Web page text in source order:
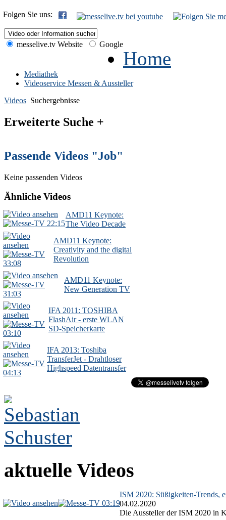
Folgen Sie uns:
messelive.tv Website Google
Home
Mediathek
Videoservice Messen & Aussteller
Videos Suchergebnisse
Erweiterte Suche +
Passende Videos "Job"
Keine passenden Videos
Ähnliche Videos
22:15
AMD11 Keynote:
The Video Decade
33:08
AMD11 Keynote:
Creativity and the digital
Revolution
31:03
AMD11 Keynote:
New Generation TV
03:10
IFA 2011: TOSHIBA
FlashAir - erste WLAN
SD-Speicherkarte
04:13
IFA 2013: Toshiba
TransferJet - Drahtloser
Highspeed Datentransfer
aktuelle Videos
03:19
ISM 2020: Süßigkeiten-Trends,
04.02.2020
Die Aussteller der ISM 2020 in